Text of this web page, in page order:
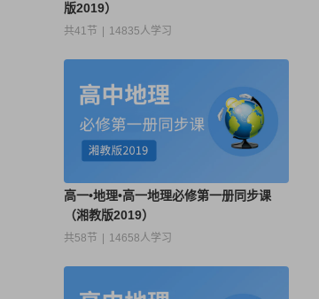
版2019）
共41节 14835人学习
高一•地理•高一地理必修第一册同步课
（湘教版2019）
共58节 14658人学习